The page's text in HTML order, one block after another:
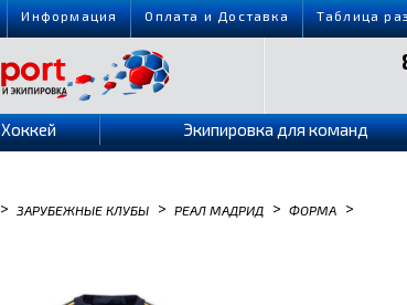
Информация Оплата и Доставка Таблица
Хоккей Экипировка для команд
> ЗАРУБЕЖНЫЕ КЛУБЫ > РЕАЛ МАДРИД > ФОРМА >